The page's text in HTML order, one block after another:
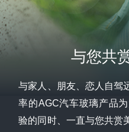
与您共
与家人、朋友、恋人自驾
率的AGC汽车玻璃产品
验的同时、一直与您共赏